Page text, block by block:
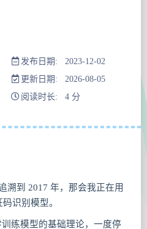
发布日期: 2023-12-02
更新日期: 2026-08-05
阅读时长: 4 分
溯到 2017 年，那会我正在用
识别模型。
练模型的基础理论，一度停